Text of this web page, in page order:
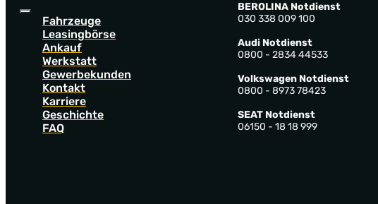
Fahrzeuge
Leasingbörse
Ankauf
Werkstatt
Gewerbekunden
Kontakt
Karriere
Geschichte
FAQ
BEROLINA Notdienst
030 338 009 100
Audi Notdienst
0800 - 2834 44533
Volkswagen Notdienst
0800 - 8973 78423
SEAT Notdienst
06150 - 18 18 999